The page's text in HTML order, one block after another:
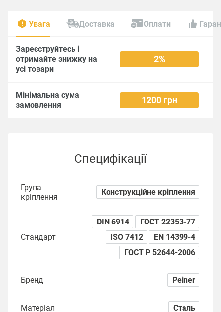
Увага Доставка Оплати
Зареєструйтесь і
отримайте знижку на
усі товари
2%
Мінімальна сума
замовлення
1200 грн
Специфікації
Група
кріплення
Конструкційне кріплення
Стандарт
DIN 6914
ГОСТ 22353-77
ISO 7412
EN 14399-4
ГОСТ Р 52644-2006
Бренд Peiner
Матеріал Сталь